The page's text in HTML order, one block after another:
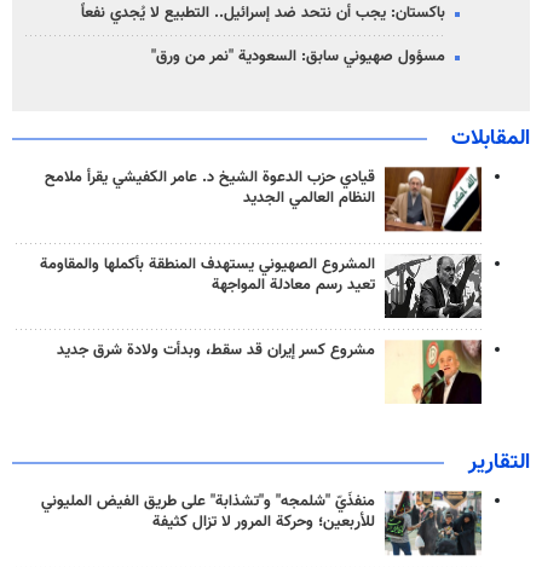
باكستان: يجب أن نتحد ضد إسرائيل.. التطبيع لا يُجدي نفعاً
مسؤول صهيوني سابق: السعودية "نمر من ورق"
المقابلات
قيادي حزب الدعوة الشيخ د. عامر الكفيشي يقرأ ملامح
النظام العالمي الجديد
المشروع الصهيوني يستهدف المنطقة بأكملها والمقاومة
تعيد رسم معادلة المواجهة
مشروع كسر إيران قد سقط، وبدأت ولادة شرق جديد
التقارير
منفذَيّ "شلمجه" و"تشذابة" على طريق الفيض المليوني
للأربعين؛ وحركة المرور لا تزال كثيفة